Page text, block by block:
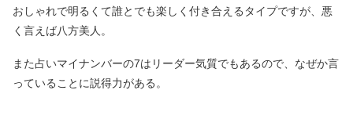
おしゃれで明るくて誰とでも楽しく付き合えるタイプですが、悪
く言えば八方美人。
また占いマイナンバーの7はリーダー気質でもあるので、なぜか言
っていることに説得力がある。